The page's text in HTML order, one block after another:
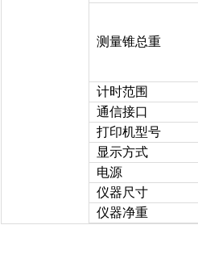
测量锥总重
计时范围
通信接口
打印机型号
显示方式
电源
仪器尺寸
仪器净重